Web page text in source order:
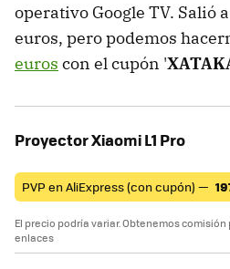
operativo Google TV. Salió
euros, pero podemos
euros con el cupón '
Proyector Xiaomi L1 Pro
PVP en AliExpress (con cupón) —
El precio podría variar. Obtenemos comisión
enlaces